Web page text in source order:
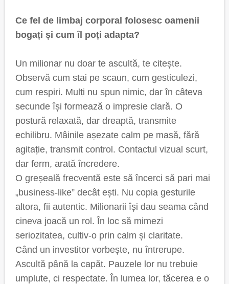
Ce fel de limbaj corporal folosesc oamenii
bogați și cum îl poți adapta?
Un milionar nu doar te ascultă, te citește.
Observă cum stai pe scaun, cum gesticulezi,
cum respiri. Mulți nu spun nimic, dar în câteva
secunde își formează o impresie clară. O
postură relaxată, dar dreaptă, transmite
echilibru. Mâinile așezate calm pe masă, fără
agitație, transmit control. Contactul vizual scurt,
dar ferm, arată încredere.
O greșeală frecventă este să încerci să pari mai
„business-like” decât ești. Nu copia gesturile
altora, fii autentic. Milionarii își dau seama când
cineva joacă un rol. În loc să mimezi
seriozitatea, cultiv-o prin calm și claritate.
Când un investitor vorbește, nu întrerupe.
Ascultă până la capăt. Pauzele lor nu trebuie
umplute, ci respectate. În lumea lor, tăcerea e o